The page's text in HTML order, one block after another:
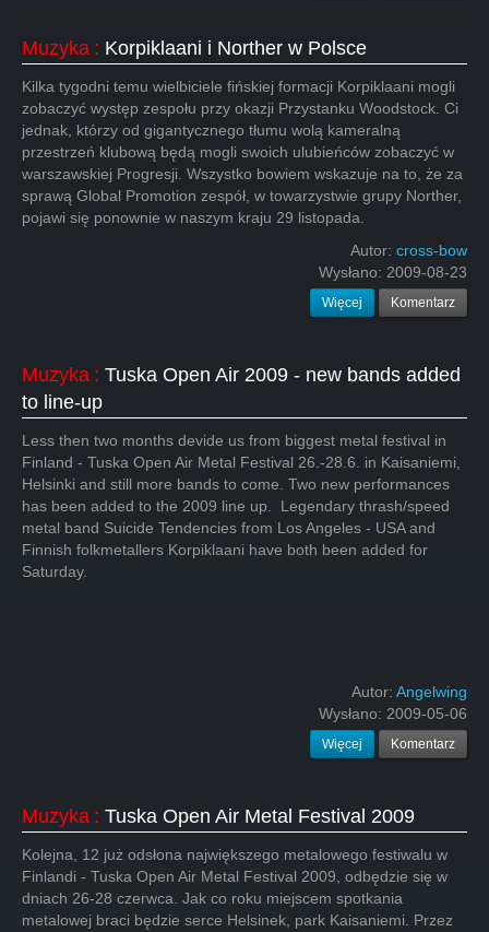
Muzyka : Korpiklaani i Norther w Polsce
Kilka tygodni temu wielbiciele fińskiej formacji Korpiklaani mogli
zobaczyć występ zespołu przy okazji Przystanku Woodstock. Ci
jednak, którzy od gigantycznego tłumu wolą kameralną
przestrzeń klubową będą mogli swoich ulubieńców zobaczyć w
warszawskiej Progresji. Wszystko bowiem wskazuje na to, że za
sprawą Global Promotion zespół, w towarzystwie grupy Norther,
pojawi się ponownie w naszym kraju 29 listopada.
Autor: cross-bow
Wysłano: 2009-08-23
Więcej Komentarz
Muzyka : Tuska Open Air 2009 - new bands added
to line-up
Less then two months devide us from biggest metal festival in
Finland - Tuska Open Air Metal Festival 26.-28.6. in Kaisaniemi,
Helsinki and still more bands to come. Two new performances
has been added to the 2009 line up. Legendary thrash/speed
metal band Suicide Tendencies from Los Angeles - USA and
Finnish folkmetallers Korpiklaani have both been added for
Saturday.
Autor: Angelwing
Wysłano: 2009-05-06
Więcej Komentarz
Muzyka : Tuska Open Air Metal Festival 2009
Kolejna, 12 już odsłona największego metalowego festiwalu w
Finlandi - Tuska Open Air Metal Festival 2009, odbędzie się w
dniach 26-28 czerwca. Jak co roku miejscem spotkania
metalowej braci będzie serce Helsinek, park Kaisaniemi. Przez